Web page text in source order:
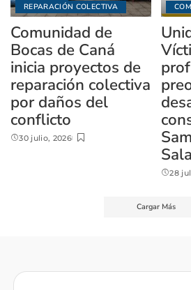
REPARACIÓN COLECTIVA
Comunidad de
Bocas de Caná
inicia proyectos de
reparación colectiva
por daños del
conflicto
30 julio, 2026
28
Cargar Más